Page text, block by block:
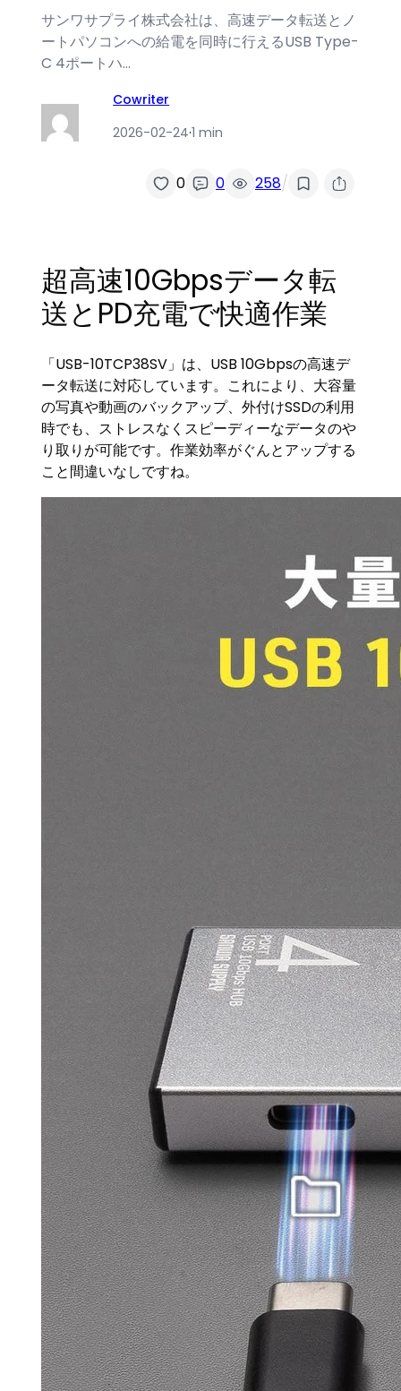
サンワサプライ株式会社は、高速データ転送とノ
ートパソコンへの給電を同時に行えるUSB Type-
C 4ポートハ…
Cowriter
2026-02-24·1 min
0 0 258/
超高速10Gbpsデータ転
送とPD充電で快適作業
「USB-10TCP38SV」は、USB 10Gbpsの高速デ
ータ転送に対応しています。これにより、大容量
の写真や動画のバックアップ、外付けSSDの利用
時でも、ストレスなくスピーディーなデータのや
り取りが可能です。作業効率がぐんとアップする
こと間違いなしですね。